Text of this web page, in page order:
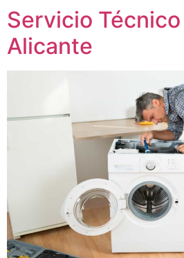
Servicio
Alicante